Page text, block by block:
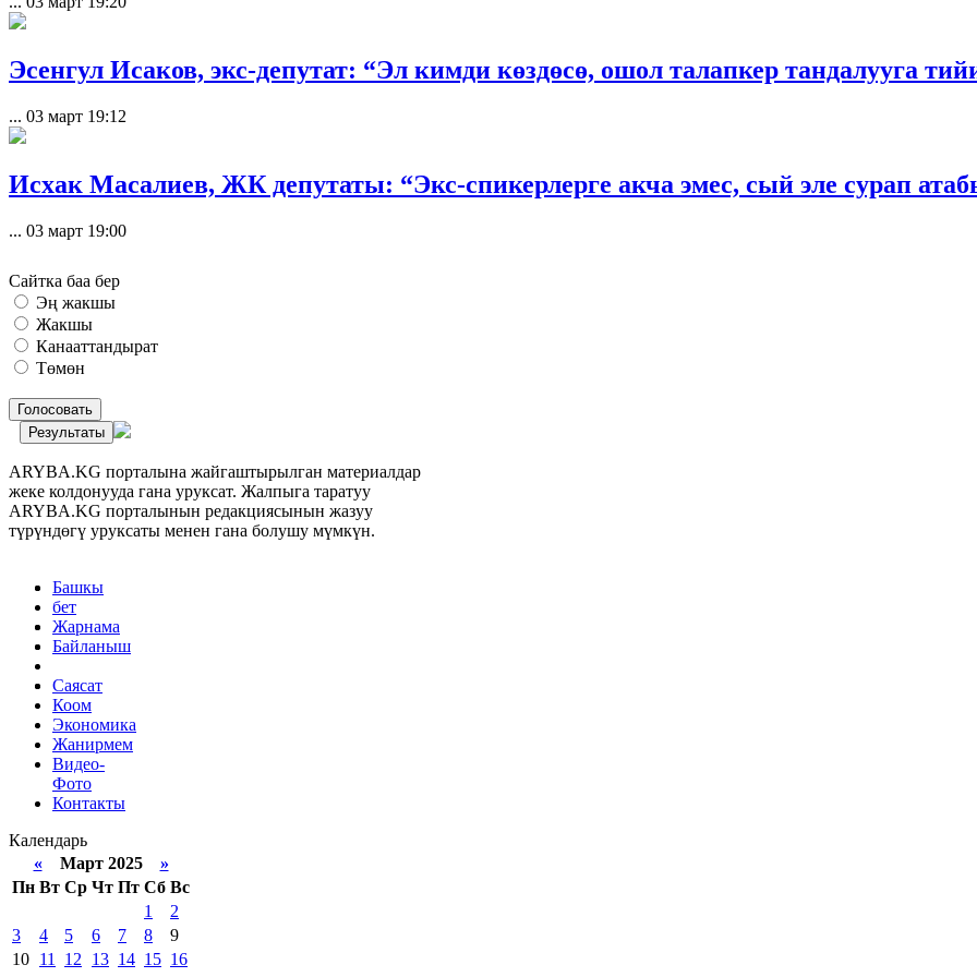
Эсенгул Исаков, экс-депутат: “Эл кимди көздөсө, ошол талапкер тандалууга
... 03 март 19:12
Исхак Масалиев, ЖК депутаты: “Экс-спикерлерге акча эмес, сый эле сурап
... 03 март 19:00
Сайтка баа бер
Эң жакшы
Жакшы
Канааттандырат
Төмөн
Голосовать
Результаты
ARYBA.KG порталына жайгаштырылган материалдар
жеке колдонууда гана уруксат. Жалпыга таратуу
ARYBA.KG порталынын редакциясынын жазуу
түрүндөгү уруксаты менен гана болушу мүмкүн.
Башкы
бет
Жарнама
Байланыш
Саясат
Коом
Экономика
Жанирмем
Видео-
Фото
Контакты
Календарь
«Март 2025 »
Пн Вт Ср Чт Пт Сб Вс
1
2
3
4 5 6 7 8
9
10 11 12 13 14 15 16